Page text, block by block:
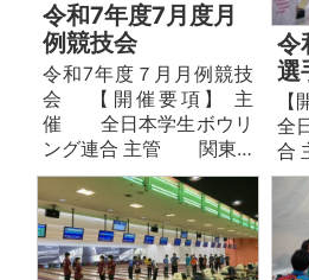
令和7年度7月度月
例競技会
令和7年度７月月例競技
会 【開催要項】 主
催 全日本学生ボウリ
ング連合 主管 関東…
令
選
全
合